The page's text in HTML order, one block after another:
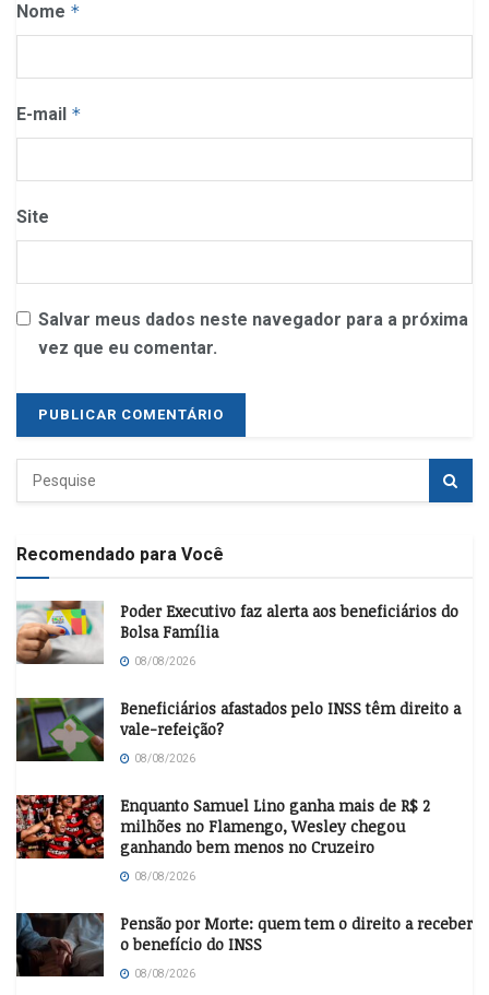
Nome *
E-mail *
Site
Salvar meus dados neste navegador para a próxima
vez que eu comentar.
Recomendado para Você
Poder Executivo faz alerta aos beneficiários do
Bolsa Família
08/08/2026
Beneficiários afastados pelo INSS têm direito a
vale-refeição?
08/08/2026
Enquanto Samuel Lino ganha mais de R$ 2
milhões no Flamengo, Wesley chegou
ganhando bem menos no Cruzeiro
08/08/2026
Pensão por Morte: quem tem o direito a receber
o benefício do INSS
08/08/2026